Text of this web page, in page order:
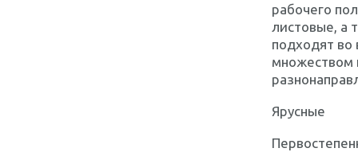
рабочего
листовые, а
подходят во
множеством
Ярусные